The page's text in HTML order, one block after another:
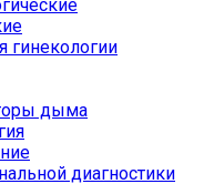
гинекологии
дыма
диагностики